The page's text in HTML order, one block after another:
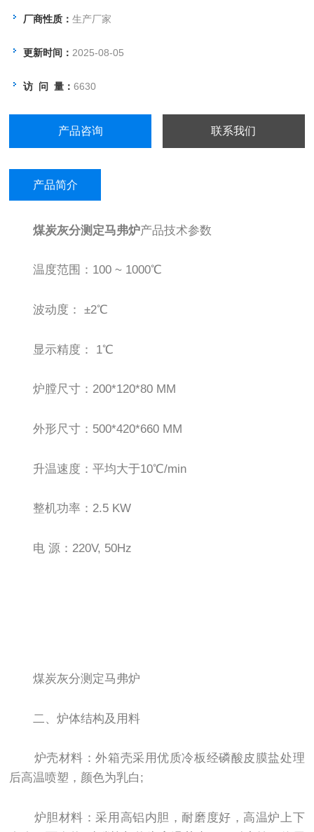
膛左右两侧加热
厂商性质：生产厂家
更新时间： 2025-08-05
访 问 量：6630
产品咨询 联系我们
产品简介
煤炭灰分测定马弗炉产品技术参数
温度范围：100 ~ 1000℃
波动度： ±2℃
显示精度： 1℃
炉膛尺寸：200*120*80 MM
外形尺寸：500*420*660 MM
升温速度：平均大于10℃/min
整机功率：2.5 KW
电 源：220V, 50Hz
煤炭灰分测定马弗炉
二、炉体结构及用料
炉壳材料：外箱壳采用优质冷板经磷酸皮膜盐处理
后高温喷塑，颜色为乳白;
炉胆材料：采用高铝内胆，耐磨度好，高温炉上下